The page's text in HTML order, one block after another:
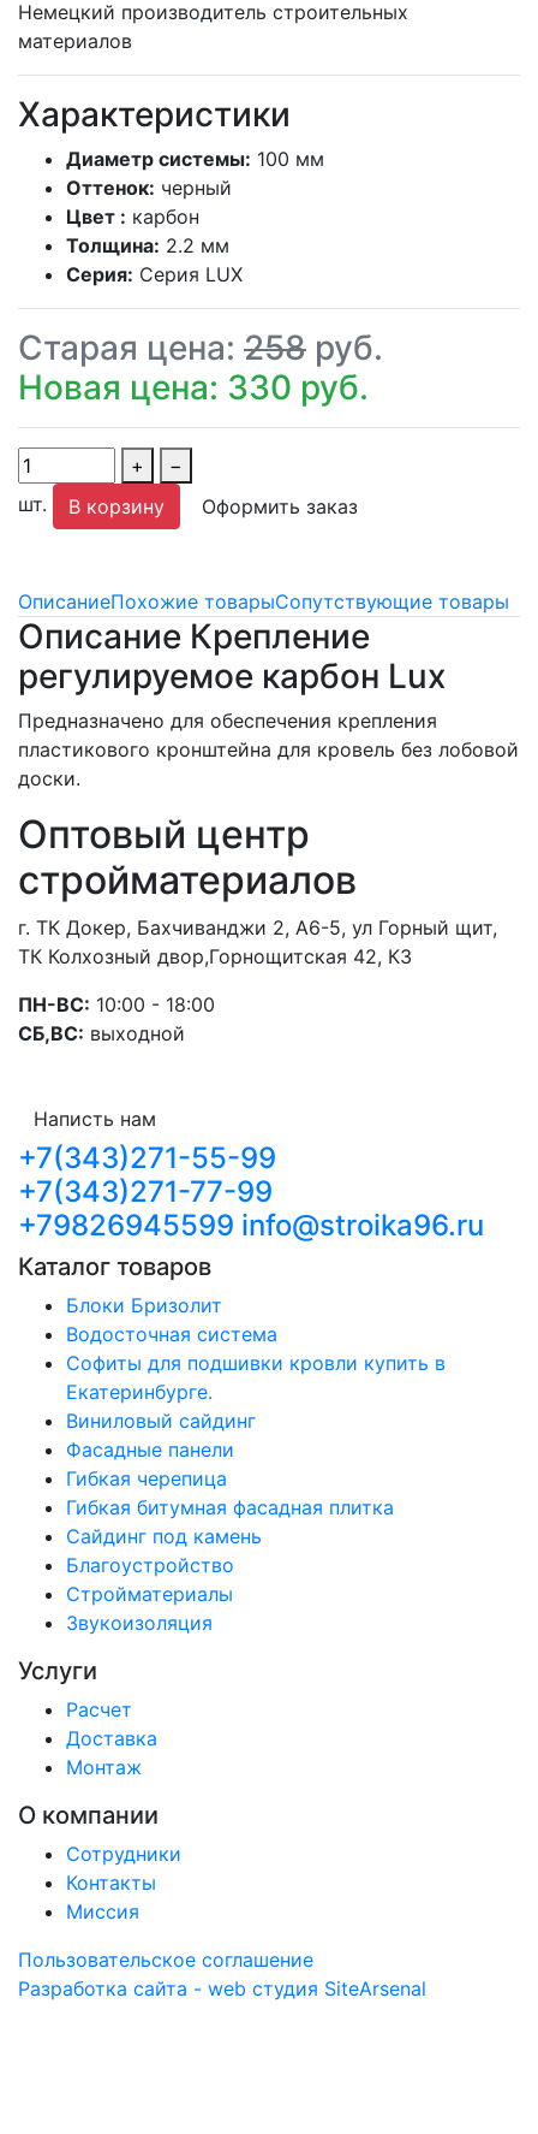
Немецкий производитель строительных
материалов
Характеристики
Диаметр системы: 100 мм
Оттенок: черный
Цвет : карбон
Толщина: 2.2 мм
Серия: Серия LUX
Старая цена: 258 руб.
Новая цена: 330 руб.
+
−
шт.
В корзину Оформить заказ
ОписаниеПохожие товарыСопутствующие товары
Описание Крепление
регулируемое карбон Lux
Предназначено для обеспечения крепления
пластикового кронштейна для кровель без лобовой
доски.
Оптовый центр
стройматериалов
г. ТК Докер, Бахчиванджи 2, А6-5, ул Горный щит,
ТК Колхозный двор,Горнощитская 42, К3
ПН-ВС: 10:00 - 18:00
СБ,ВС: выходной
Написть нам
+7(343)271-55-99
+7(343)271-77-99
+79826945599 info@stroika96.ru
Каталог товаров
Блоки Бризолит
Водосточная система
Софиты для подшивки кровли купить в
Екатеринбурге.
Виниловый сайдинг
Фасадные панели
Гибкая черепица
Гибкая битумная фасадная плитка
Сайдинг под камень
Благоустройство
Стройматериалы
Звукоизоляция
Услуги
Расчет
Доставка
Монтаж
О компании
Сотрудники
Контакты
Миссия
Пользовательское соглашение
Разработка сайта - web студия SiteArsenal